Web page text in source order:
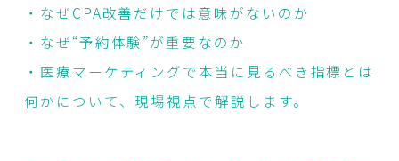
・なぜCPA改善だけでは意味がないのか
・なぜ“予約体験”が重要なのか
・医療マーケティングで本当に見るべき指標とは
何かについて、現場視点で解説します。